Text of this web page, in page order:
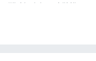
Türkiye’nin en köklü
yardımcısı ve spor
yaptım. Ayrıca Yeni